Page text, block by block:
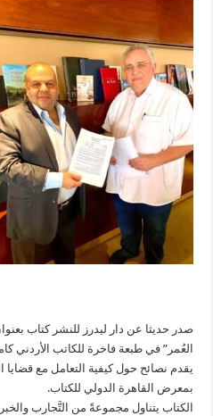
صدر حديثا عن دار ليدرز للنشر كتاب
العُمر” في طبعة فاخرة للكاتب الأردني
يقدم نصائح حول كيفية التعامل مع قضايا
بمعرض القاهرة الدولي للكتاب.
الكتاب يتناول مجموعةً من التَّجارب